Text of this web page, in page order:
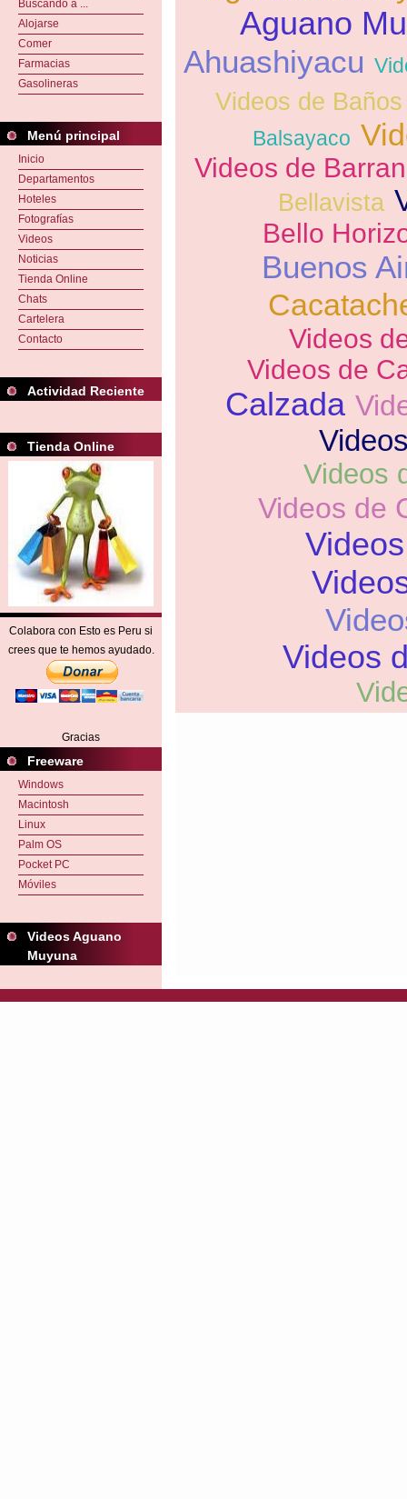
Buscando a ...
Alojarse
Comer
Farmacias
Gasolineras
Menú principal
Inicio
Departamentos
Hoteles
Fotografías
Videos
Noticias
Tienda Online
Chats
Cartelera
Contacto
Actividad Reciente
Tienda Online
Colabora con Esto es Peru si
crees que te hemos ayudado.
Gracias
Freeware
Windows
Macintosh
Linux
Palm OS
Pocket PC
Móviles
Videos Aguano
Muyuna
Aguano
Ahuashiyacu
Videos de Baños
Balsayaco
Videos de
Bellavista
Bello
Buenos
Videos
Videos de
Calzada
Videos
Videos de
Videos